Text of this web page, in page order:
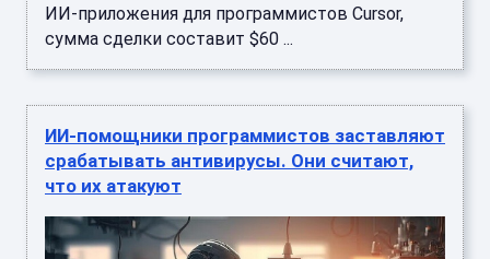
ИИ-приложения для программистов Cursor,
сумма сделки составит $60 ...
ИИ-помощники программистов заставляют
срабатывать антивирусы. Они считают,
что их атакуют